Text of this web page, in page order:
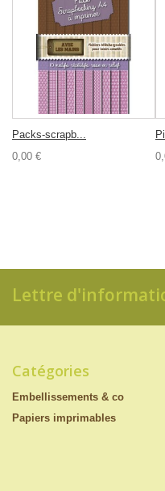
Packs-scrapb...
0,00 €
Lettre
Catégories
Embellissements & co
Papiers imprimables